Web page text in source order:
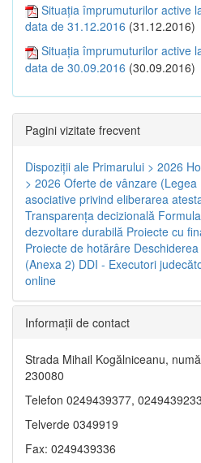
Situația împrumuturilor active
data de 31.12.2016 (31.12.2016)
Situația împrumuturilor active
data de 30.09.2016 (30.09.2016)
Pagini vizitate frecvent
Dispoziţii ale Primarului > 2026
> 2026 Oferte de vânzare (Legea
asociative privind eliberarea
Transparenţa decizională
dezvoltare durabilă Proiecte cu
Proiecte de hotărâre
(Anexa 2) DDI - Executori
online
Informaţii de contact
Strada Mihail Kogălniceanu,
230080
Telefon 0249439377, 0249439233
Telverde 0349919
Fax: 0249439336